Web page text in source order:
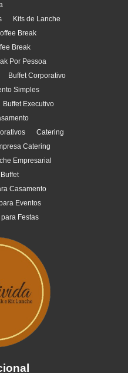
Kits de Lanche
Break
Break
Por Pessoa
Buffet Corporativo
Simples
Buffet Executivo
Catering
Catering
Empresarial
Casamento
Eventos
Festas